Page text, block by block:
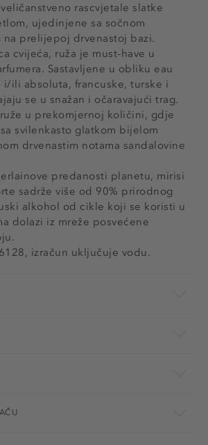
veličanstveno rascvjetale slatke
ujedinjene sa sočnom
na prelijepoj drvenastoj bazi.
cvijeća, ruža je must-have u
Sastavljene u obliku eau
ili absoluta, francuske, turske i
se u snažan i očaravajući trag.
u prekomjernoj količini, gdje
svilenkasto glatkom bijelom
drvenastim notama sandalovine
predanosti planetu, mirisi
sadrže više od 90% prirodnog
alkohol od cikle koji se koristi u
dolazi iz mreže posvećene
izračun uključuje vodu.